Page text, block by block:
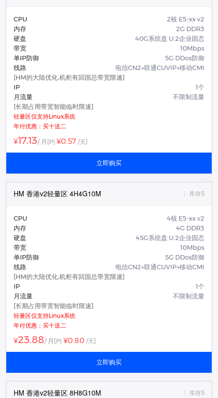
CPU
2核 E5-xx v2
内存
2G DDR3
硬盘
40G系统盘 U.2企业固态
带宽
10Mbps
单IP防御
5G DDos防御
线路
电信CN2+联通CUVIP+移动CMI
[HM的大陆优化,机柜有回国总带宽限速]
IP
1个
月流量
不限制流量
[长期占用带宽智能临时限速]
轻量区仅支持Linux系统
年付优惠：买十送二
¥17.13/ 月 [约 ¥0.57 /天]
立即购买
HM 香港v2轻量区 4H4G10M 库存5
CPU
4核 E5-xx v2
内存
4G DDR3
硬盘
45G系统盘 U.2企业固态
带宽
10Mbps
单IP防御
5G DDos防御
线路
电信CN2+联通CUVIP+移动CMI
[HM的大陆优化,机柜有回国总带宽限速]
IP
1个
月流量
不限制流量
[长期占用带宽智能临时限速]
轻量区仅支持Linux系统
年付优惠：买十送二
¥23.88/ 月 [约 ¥0.80 /天]
立即购买
HM 香港v2轻量区 8H8G10M 库存5